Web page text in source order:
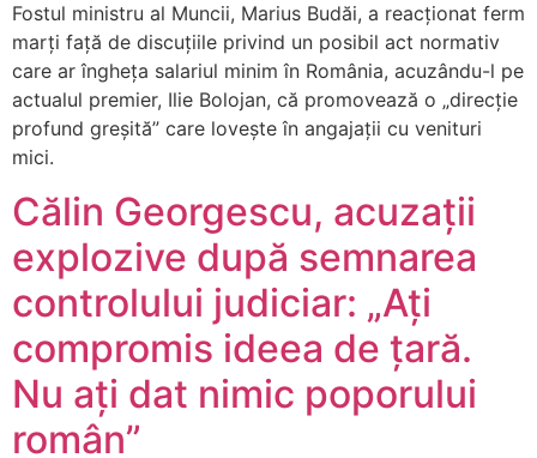
Fostul ministru al Muncii, Marius Budăi, a reacționat ferm
marți față de discuțiile privind un posibil act normativ
care ar îngheța salariul minim în România, acuzându-l pe
actualul premier, Ilie Bolojan, că promovează o „direcție
profund greșită” care lovește în angajații cu venituri
mici.
Călin Georgescu, acuzații
explozive după semnarea
controlului judiciar: „Ați
compromis ideea de țară.
Nu ați dat nimic poporului
român”